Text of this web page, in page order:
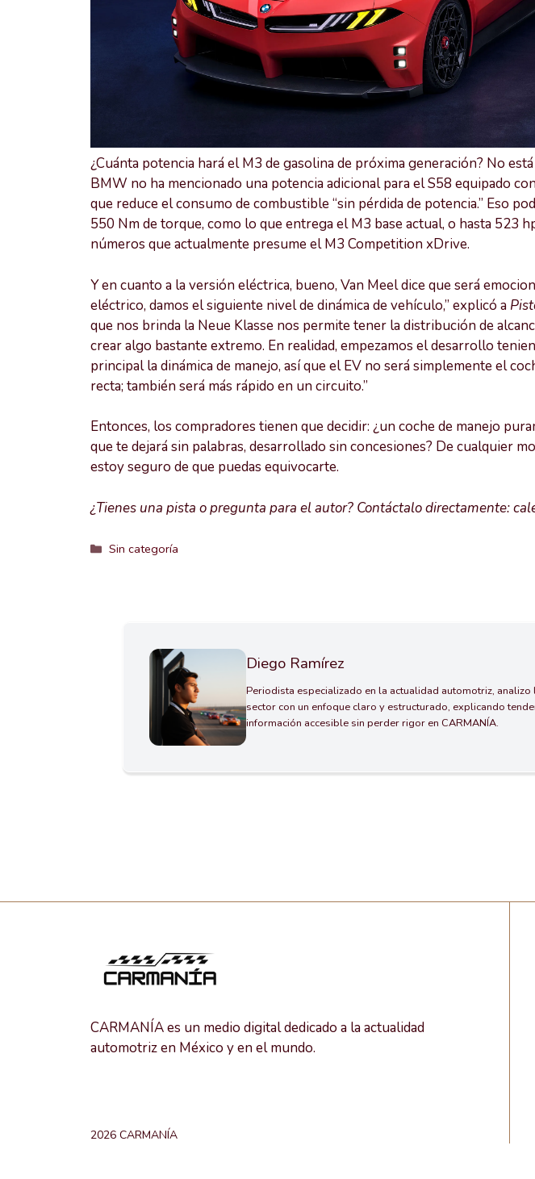
¿Cuánta potencia hará el M3 de gasolina de próxima generación? No
BMW no ha mencionado una potencia adicional para el S58 equipado
que reduce el consumo de combustible “sin pérdida de potencia.” Eso
550 Nm de torque, como lo que entrega el M3 base actual, o hasta 523
números que actualmente presume el M3 Competition xDrive.
Y en cuanto a la versión eléctrica, bueno, Van Meel dice que será
eléctrico, damos el siguiente nivel de dinámica de vehículo,” explicó a
que nos brinda la Neue Klasse nos permite tener la distribución de
crear algo bastante extremo. En realidad, empezamos el desarrollo
principal la dinámica de manejo, así que el EV no será simplemente el
recta; también será más rápido en un circuito.”
Entonces, los compradores tienen que decidir: ¿un coche de manejo
que te dejará sin palabras, desarrollado sin concesiones? De cualquier
estoy seguro de que puedas equivocarte.
¿Tienes una pista o pregunta para el autor? Contáctalo directamente:
Categorías
Sin categoría
Diego Ramírez
Periodista especializado en la actualidad automotriz,
sector con un enfoque claro y estructurado, explicando
información accesible sin perder rigor en CARMANÍA.
CARMANÍA es un medio digital dedicado a la actualidad
automotriz en México y en el mundo.
2026 CARMANÍA